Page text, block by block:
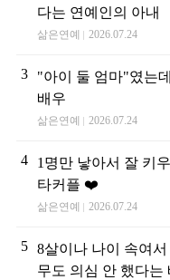
다는 연예인의 아내
삶은연예 2026.07.24
3
"아이 둘 엄마"였는
배우
삶은연예 2026.07.24
4
1명만 낳아서 잘 키
타커플 ❤️
삶은연예 2026.07.24
5 8살이나 나이 속여
무도 의심 안 했다는